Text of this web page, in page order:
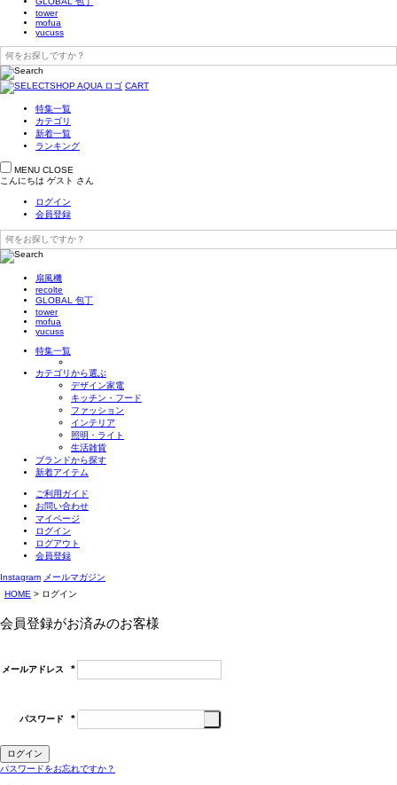
tower
mofua
yucuss
CART
特集一覧
カテゴリ
新着一覧
ランキング
MENU CLOSE
こんにちは ゲスト さん
ログイン
会員登録
扇風機
recolte
GLOBAL 包丁
tower
mofua
yucuss
特集一覧
カテゴリから選ぶ
デザイン家電
キッチン・フード
ファッション
インテリア
照明・ライト
生活雑貨
ブランドから探す
新着アイテム
ご利用ガイド
お問い合わせ
マイページ
ログイン
ログアウト
会員登録
Instagram メールマガジン
HOME
ログイン
会員登録がお済みのお客様
メールアドレス
(必
パスワード
ログイン
パスワードをお忘れですか？